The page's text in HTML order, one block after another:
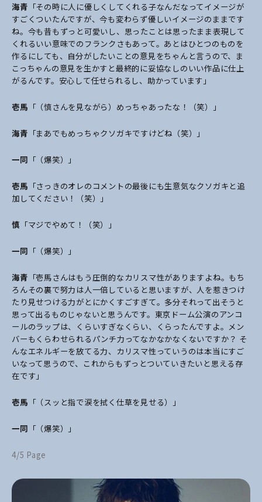
海青 「その時に人に優しくしてくれる子なんだなってイメージが
すごくついたんですが、今も変わらず優しいイメージのままです
ね。今も昔もずっと可愛いし、思ったことは思ったまま表現して
くれるいい意味でのフランクさもあって。あとはひとつのものを
作るにしても、自分がしたいことの意見をちゃんと言うので、ま
こっちゃんの意見を生かすと最終的に妥協なしのいい作品に仕上
がるんです。安心して任せられるし、助かっています」
壱馬 「（慎さんを見ながら）めっちゃあったな！（笑）」
海青 「まあでもめっちゃクソガキですけどね（笑）」
一同 「（爆笑）」
壱馬 「さっきのオレのコメントの最後にも生意気なクソガキと追
加してください！（笑）」
慎 「マジでやめて！（笑）」
一同 「（爆笑）」
海青 「壱馬さんはもう圧倒的なカリスマ性がありますよね。もち
ろんその裏で努力は人一倍していると思いますが、人を惹きつけ
たり見せつける力がとにかくすごすぎて。多分それって出そうと
思って出るものじゃないと思うんです。東京ドーム公演のアンコ
ールのラップは、くらいすぎなくらい、くらったんですよ。メン
バーもくらわせられるパンチ力ってなかなかなくないですか？ そ
んなエネルギーを放てる力、カリスマ性っていうのは本当にすご
いなって思うので、これからもずっとついていきたいと思える存
在です」
壱馬 「（スッと指で涙を拭く仕草を見せる）」
一同 「（爆笑）」
4/5 Page